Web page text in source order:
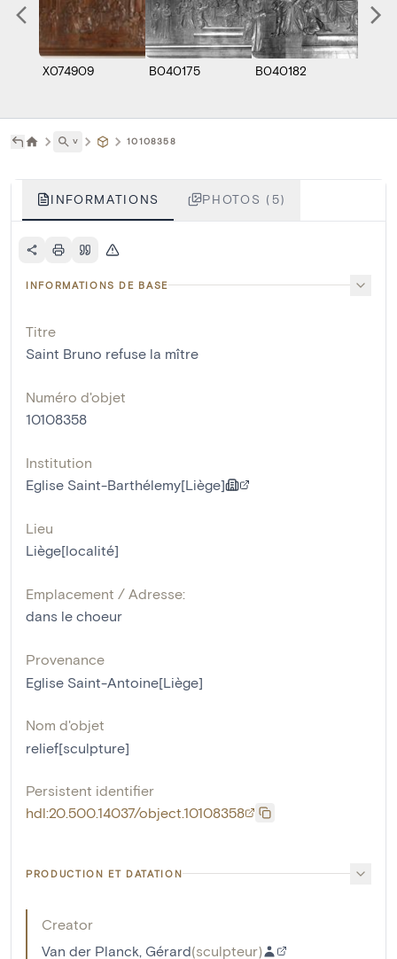
X074909 B040175 B040182
˅ 10108358
INFORMATIONS PHOTOS (5)
INFORMATIONS DE BASE
Titre
Saint Bruno refuse la mître
Numéro d'objet
10108358
Institution
Eglise Saint-Barthélemy[Liège]
Lieu
Liège[localité]
Emplacement / Adresse:
dans le choeur
Provenance
Eglise Saint-Antoine[Liège]
Nom d'objet
relief[sculpture]
Persistent identifier
hdl:20.500.14037/object.10108358
PRODUCTION ET DATATION
Creator
Van der Planck, Gérard(sculpteur)